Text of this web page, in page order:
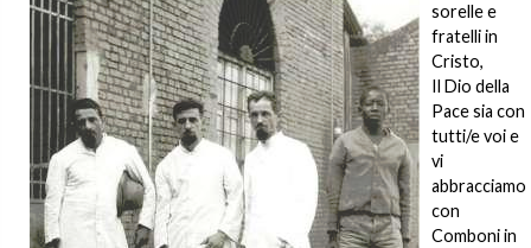
sorelle e
fratelli in
Cristo,
Il Dio della
Pace sia con
tutti/e voi e
vi
abbracciamo
con
Comboni in